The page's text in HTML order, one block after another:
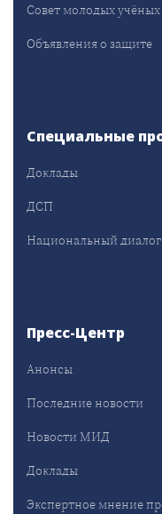
Совет молодых учёных
Объявления о защите
Специальные
Доклады
ДСП
Национальный
Пресс-Центр
Анонсы
Последние новости
Новости МИД
Доклады
Экспертное мнение